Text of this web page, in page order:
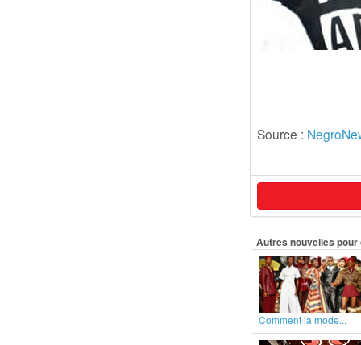
Source :
Autres nouvelles
Comment la mode...